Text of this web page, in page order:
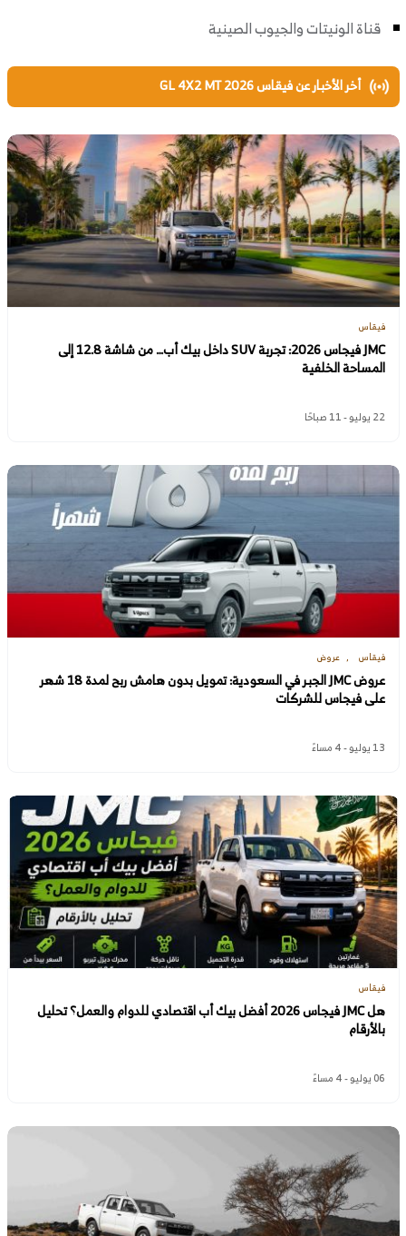
قناة الونيتات والجيوب الصينية
أخر الأخبار عن فيقاس GL 4X2 MT 2026
فيقاس
JMC فيجاس 2026: تجربة SUV داخل بيك أب… من شاشة 12.8 إلى
المساحة الخلفية
22 يوليو - 11 صباحًا
فيقاس عروض
عروض JMC الجبر في السعودية: تمويل بدون هامش ربح لمدة 18 شهر
على فيجاس للشركات
13 يوليو - 4 مساءً
فيقاس
هل JMC فيجاس 2026 أفضل بيك أب اقتصادي للدوام والعمل؟ تحليل
بالأرقام
06 يوليو - 4 مساءً